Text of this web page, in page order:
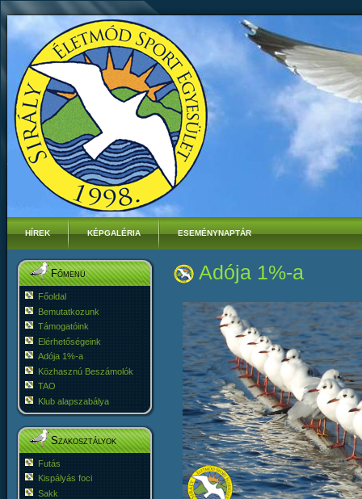
HÍREK KÉPGALÉRIA ESEMÉNYNAPTÁR
Főmenü
Főoldal
Bemutatkozunk
Támogatóink
Elérhetőségeink
Adója 1%-a
Közhasznú Beszámolók
TAO
Klub alapszabálya
Szakosztályok
Futás
Kispályás foci
Sakk
Adója 1%-a